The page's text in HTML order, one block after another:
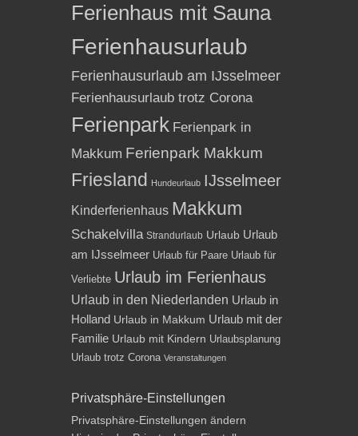
Ferienhaus mit Sauna
Ferienhausurlaub
Ferienhausurlaub am IJsselmeer
Ferienhausurlaub trotz Corona
Ferienpark Ferienpark in
Makkum Ferienpark Makkum
Friesland Hundeurlaub IJsselmeer
Kinderferienhaus Makkum
Schakelvilla Strandurlaub Urlaub Urlaub
am IJsselmeer Urlaub für Paare Urlaub für
Verliebte Urlaub im Ferienhaus
Urlaub in den Niederlanden Urlaub in
Holland Urlaub in Makkum Urlaub mit der
Familie Urlaub mit Kindern Urlaubsplanung
Urlaub trotz Corona Veranstaltungen
Privatsphäre-Einstellungen
Privatsphäre-Einstellungen ändern